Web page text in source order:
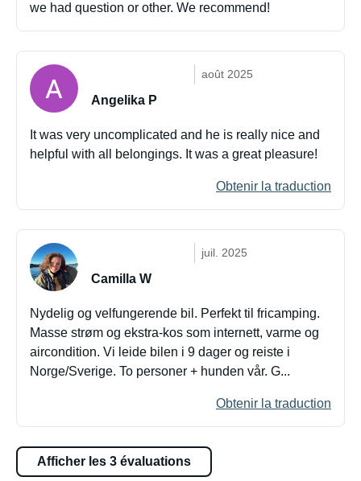
we had question or other. We recommend!
août 2025
Angelika P
It was very uncomplicated and he is really nice and
helpful with all belongings. It was a great pleasure!
Obtenir la traduction
juil. 2025
Camilla W
Nydelig og velfungerende bil. Perfekt til fricamping.
Masse strøm og ekstra-kos som internett, varme og
aircondition. Vi leide bilen i 9 dager og reiste i
Norge/Sverige. To personer + hunden vår. G...
Obtenir la traduction
Afficher les 3 évaluations